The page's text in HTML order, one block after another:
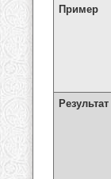
Пример
Результат